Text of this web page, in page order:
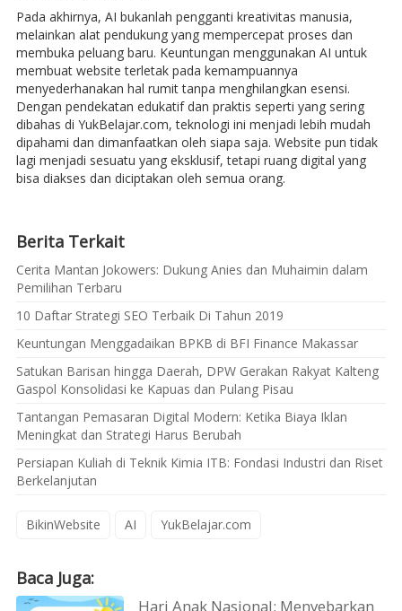
Pada akhirnya, AI bukanlah pengganti kreativitas manusia,
melainkan alat pendukung yang mempercepat proses dan
membuka peluang baru. Keuntungan menggunakan AI untuk
membuat website terletak pada kemampuannya
menyederhanakan hal rumit tanpa menghilangkan esensi.
Dengan pendekatan edukatif dan praktis seperti yang sering
dibahas di YukBelajar.com, teknologi ini menjadi lebih mudah
dipahami dan dimanfaatkan oleh siapa saja. Website pun tidak
lagi menjadi sesuatu yang eksklusif, tetapi ruang digital yang
bisa diakses dan diciptakan oleh semua orang.
Berita Terkait
Cerita Mantan Jokowers: Dukung Anies dan Muhaimin dalam
Pemilihan Terbaru
10 Daftar Strategi SEO Terbaik Di Tahun 2019
Keuntungan Menggadaikan BPKB di BFI Finance Makassar
Satukan Barisan hingga Daerah, DPW Gerakan Rakyat Kalteng
Gaspol Konsolidasi ke Kapuas dan Pulang Pisau
Tantangan Pemasaran Digital Modern: Ketika Biaya Iklan
Meningkat dan Strategi Harus Berubah
Persiapan Kuliah di Teknik Kimia ITB: Fondasi Industri dan Riset
Berkelanjutan
BikinWebsite AI YukBelajar.com
Baca Juga:
Hari Anak Nasional: Menyebarkan